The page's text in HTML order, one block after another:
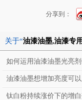
分享到：
关于“油漆油墨,油漆专
如何运用油漆油墨光亮
油漆油墨想增加亮度可
钛白粉持续涨价下的增